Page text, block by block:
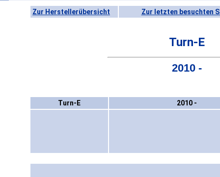
Zur Herstellerübersicht Zur letzten besuchten
Turn-E
2010 -
Turn-E 2010 -